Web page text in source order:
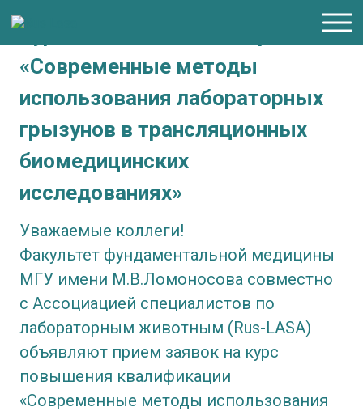
Курс повышения квалификации
«Современные методы
использования лабораторных
грызунов в трансляционных
биомедицинских
исследованиях»
Уважаемые коллеги!
Факультет фундаментальной медицины
МГУ имени М.В.Ломоносова совместно
с Ассоциацией специалистов по
лабораторным животным (Rus-LASA)
объявляют прием заявок на курс
повышения квалификации
«Современные методы использования